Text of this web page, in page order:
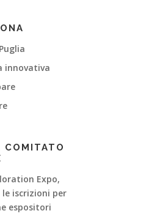
innovativa
COMITATO
Expo,
iscrizioni per
espositori